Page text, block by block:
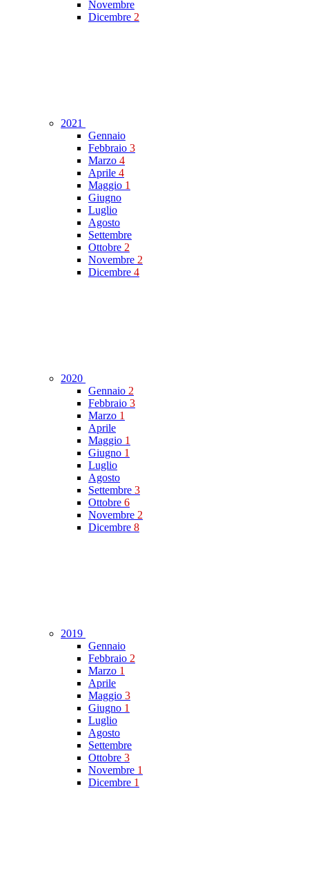
Novembre
Dicembre 2
2021
Gennaio
Febbraio 3
Marzo 4
Aprile 4
Maggio 1
Giugno
Luglio
Agosto
Settembre
Ottobre 2
Novembre 2
Dicembre 4
2020
Gennaio 2
Febbraio 3
Marzo 1
Aprile
Maggio 1
Giugno 1
Luglio
Agosto
Settembre 3
Ottobre 6
Novembre 2
Dicembre 8
2019
Gennaio
Febbraio 2
Marzo 1
Aprile
Maggio 3
Giugno 1
Luglio
Agosto
Settembre
Ottobre 3
Novembre 1
Dicembre 1